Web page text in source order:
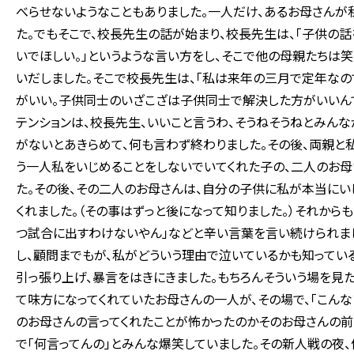
べらせないようなこともありました。一人だけ、あるお母さん
た。でもそこで、校長先生の話が始まり、校長先生は、「子供
いでほしい。」というような言い方をし、そこで他の母親たち
いだしました。そこで校長先生は、「私は来年の三月で定年
がいい。子供同士のいざこざは子供同士で解決した方がいいん
テンションは、校長先生、いいこと言うわ、そうねそうねとみん
がないとあきらめて、何も言わず終わりました。その後、両親
う一人私をいじめることをしないでいてくれた子の、二人のお
た。その後、その二人のお母さんは、自分の子供に私が本当に
くれました。（その事はずっと後になって知りました。）それか
つ試合に出すわけないやん」などと辛い言葉を言い続けられま
し、顧問までもが、私がどういう理由で泣いているかも知ってい
引っ張り上げ、暴言をはきにきました。もちろんそういう場を
て味方になってくれていたお母さんの一人が、その場で、「こん
のお母さんの言ってくれたことが怖かったのかそのお母さんの
で「何言ってんの」とみんな爆笑していました。その新人戦の